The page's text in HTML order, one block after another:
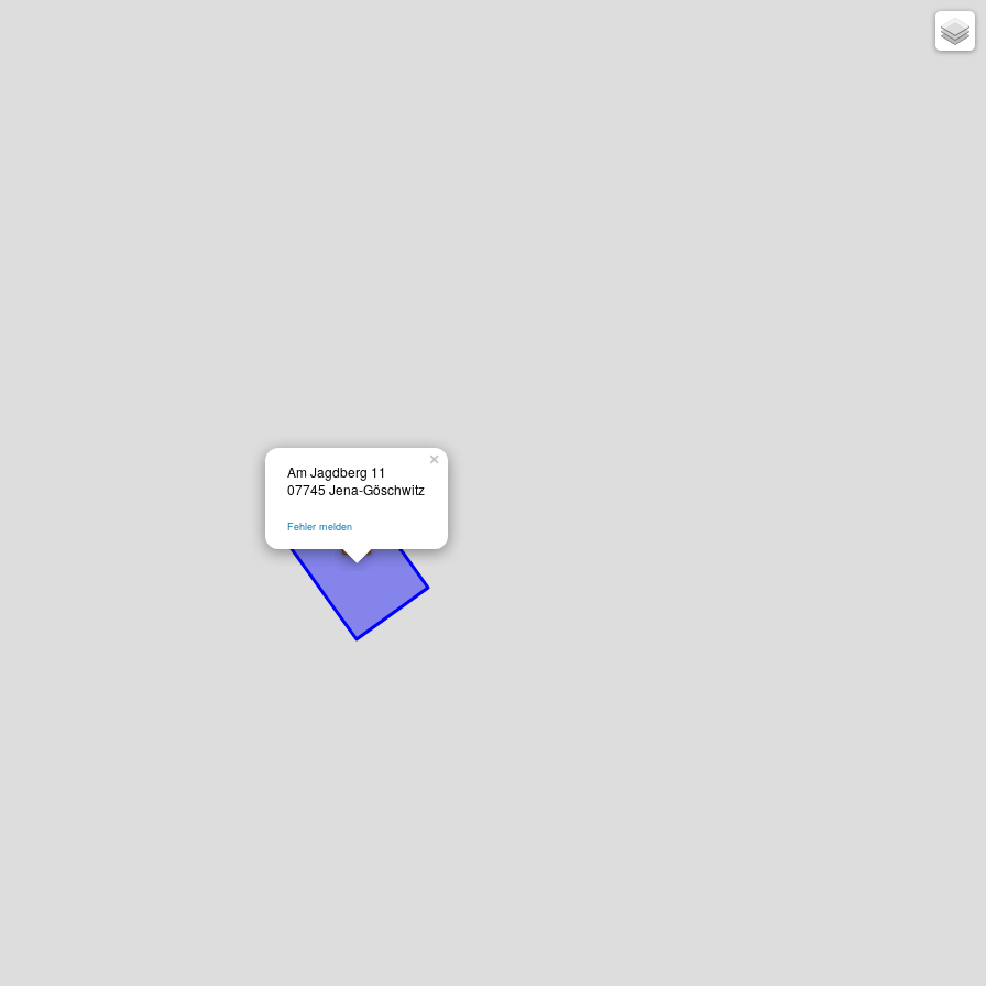
×
Am Jagdberg 11
07745 Jena-Göschwitz
Fehler melden